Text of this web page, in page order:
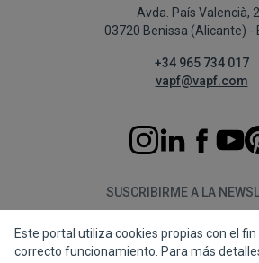
Avda. País Valencià,
03720 Benissa (Alicante) -
+34 965 734 017
vapf@vapf.com
SUSCRIBIRME A LA
Suscribirme
Este portal utiliza cookies propias con el
correcto funcionamiento. Para más